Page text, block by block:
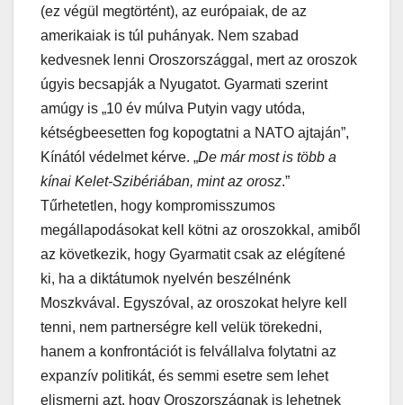
(ez végül megtörtént), az európaiak, de az
amerikaiak is túl puhányak. Nem szabad
kedvesnek lenni Oroszországgal, mert az oroszok
úgyis becsapják a Nyugatot. Gyarmati szerint
amúgy is „10 év múlva Putyin vagy utóda,
kétségbeesetten fog kopogtatni a NATO ajtaján”,
Kínától védelmet kérve. „De már most is több a
kínai Kelet-Szibériában, mint az orosz.”
Tűrhetetlen, hogy kompromisszumos
megállapodásokat kell kötni az oroszokkal, amiből
az következik, hogy Gyarmatit csak az elégítené
ki, ha a diktátumok nyelvén beszélnénk
Moszkvával. Egyszóval, az oroszokat helyre kell
tenni, nem partnerségre kell velük törekedni,
hanem a konfrontációt is felvállalva folytatni az
expanzív politikát, és semmi esetre sem lehet
elismerni azt, hogy Oroszországnak is lehetnek